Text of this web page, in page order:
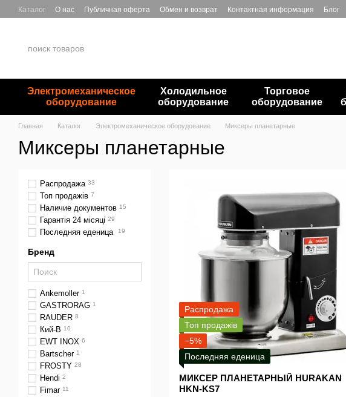
Перейти к основному контенту
Каталог О нас Публичная оферта Обмен и возврат Контактная информация Блог
Электромеханическое
оборудование
Холодильное
оборудование
Торговое
оборудование
Главная Каталог Электромеханическое оборудование Миксеры планетарные
Миксеры планетарные
Распродажа
Топ продажів
−5%
Последняя еденица
МИКСЕР ПЛАНЕТАРНЫЙ HURAKAN
HKN-KS7
Распродажа 33
Топ продажів 7
Наличие документов 15
Гарантія 24 місяці 29
Последняя еденица 19
Бренд
Ankemoller 1
GASTRORAG 1
RAUDER 8
Кий-В 10
EWT INOX 6
Bartscher 1
FROSTY 28
Hendi 2
Fimar 11